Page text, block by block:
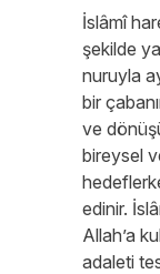
İslâmî
şekilde
nuruyla
bir
ve
bireysel
edinir.
Allah’a
adaleti